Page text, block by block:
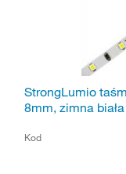
StrongLumio
8mm, zimna biała
Kod